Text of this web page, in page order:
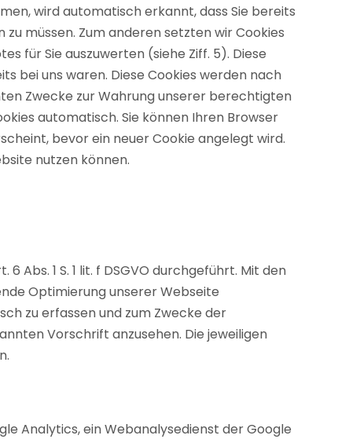
wird automatisch erkannt, dass Sie bereits
müssen. Zum anderen setzten wir Cookies
für Sie auszuwerten (siehe Ziff. 5). Diese
bei uns waren. Diese Cookies werden nach
Zwecke zur Wahrung unserer berechtigten
automatisch. Sie können Ihren Browser
bevor ein neuer Cookie angelegt wird.
nutzen können.
1 S. 1 lit. f DSGVO durchgeführt. Mit den
Optimierung unserer Webseite
zu erfassen und zum Zwecke der
Vorschrift anzusehen. Die jeweiligen
Analytics, ein Webanalysedienst der Google